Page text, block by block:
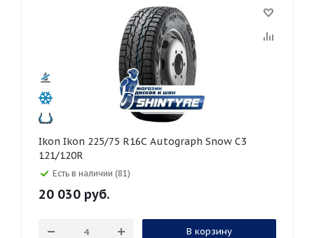
Ikon Ikon 225/75 R16C Autograph Snow C3
121/120R
Есть в наличии (81)
20 030 руб.
В корзину